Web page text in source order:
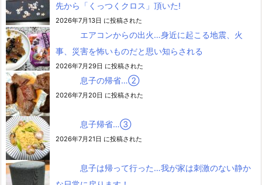
先から「くっつくクロス」頂いた!
2026年7月13日 に投稿された
エアコンからの出火…身近に起こる地震、火
事、災害を怖いものだと思い知らされる
2026年7月29日 に投稿された
息子の帰省…②
2026年7月20日 に投稿された
息子帰省…③
2026年7月21日 に投稿された
息子は帰って行った…我が家は刺激のない静か